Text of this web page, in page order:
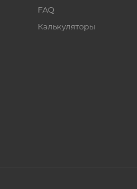
FAQ
Калькуляторы